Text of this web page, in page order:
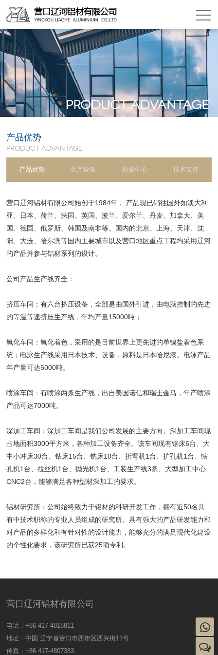
Product advantage
产品优势
Product advantage
产品优势 生产设备 检验中心 技术支持
营口辽河铝材有限公司始创于1984年， 产品现已销往国外如澳大利
亚、日本、荷兰、法国、英国、波兰、爱尔兰、丹麦、加拿大、美
国、德国、俄罗斯、韩国及南非等。国内的北京、上海、天津、沈
阳、大连、哈尔滨等国内主要城市以及营口地区重点工程均采用辽河
的产品并参与铝材系列的设计。
公司产品生产线齐全：
挤压车间：有六台挤压设备，全部是由国外引进，由电脑控制的先进
的等温等速挤压生产线，年均产量15000吨；
氧化车间：氧化着色，采用的是目前世界上更先进的单镍盐着色系
统；电泳生产线采用日本技术、设备，原料是日本哈尼漆。电泳产品
年产量可达5000吨。
喷涂车间：有喷涂两条生产线，出自美国诺信和瑞士金马，年产喷涂
产品可达7000吨。
深加工车间：深加工车间是我们公司发展的主要方向。深加工车间现
占地面积3000平方米，各种加工设备齐全。该车间现有锯床6台、大
中小冲床30台、钻床15台、铣床10台、折弯机1台、扩孔机1台、缩
孔机1台、拉丝机1台、抛光机1台、工装生产线3条、大型加工中心
CNC2台，能够满足各种型材深加工的要求。
铝材研究所：公司始终致力于铝材的科研开发工作，拥有近50名具
有中技术职称的专业人员组成的研究所。具有强大的产品研发能力和
对产品的多样化和有针对性的设计能力，能够充分的满足现代化建设
的个性化要求，该研究所已获25项专利。
营口辽河铝材有限公司
电话：+86 417-4818811
地址：中国 辽宁省营口市西市区西兴街11号
传真：+86 417-4807383